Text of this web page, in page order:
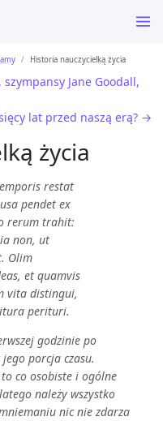
Historia nauczycielką życia
Jane Goodall,
lat przed naszą erą? →
życia
restat
pendet ex
rerum trahit:
non, ut
Olim
et quamvis
vita distingui,
perituri.
godzinie po
porcja czasu.
co osobiste i ogólne
należy wszystko
nic nie zdarza